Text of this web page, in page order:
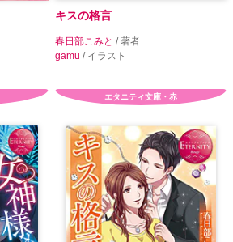
キスの格言
春日部こみと / 著者
gamu / イラスト
エタニティ文庫・赤